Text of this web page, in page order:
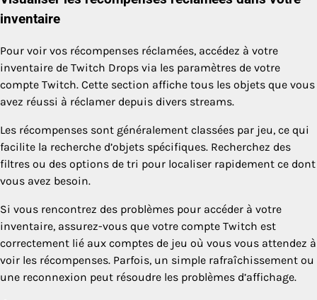
inventaire
Pour voir vos récompenses réclamées, accédez à votre
inventaire de Twitch Drops via les paramètres de votre
compte Twitch. Cette section affiche tous les objets que vous
avez réussi à réclamer depuis divers streams.
Les récompenses sont généralement classées par jeu, ce qui
facilite la recherche d’objets spécifiques. Recherchez des
filtres ou des options de tri pour localiser rapidement ce dont
vous avez besoin.
Si vous rencontrez des problèmes pour accéder à votre
inventaire, assurez-vous que votre compte Twitch est
correctement lié aux comptes de jeu où vous vous attendez à
voir les récompenses. Parfois, un simple rafraîchissement ou
une reconnexion peut résoudre les problèmes d’affichage.